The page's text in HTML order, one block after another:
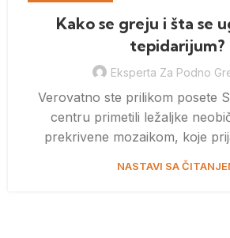
Kako se greju i šta se
tepidarijum?
Eksperta Za Podno
Verovatno ste prilikom posete
centru primetili ležaljke
prekrivene mozaikom, koje
NASTAVI SA